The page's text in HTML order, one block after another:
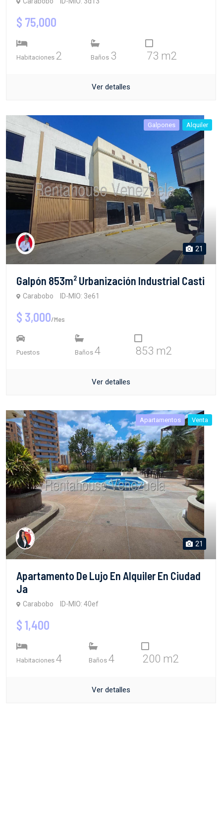
$ 75,000
Habitaciones 2 Baños 3 73 m2
Ver detalles
Galpones Alquiler
21
Galpón 853m² Urbanización Industrial Casti
Carabobo ID-MIO: 3e61
$ 3,000/Mes
Puestos Baños 4 853 m2
Ver detalles
Apartamentos Venta
21
Apartamento De Lujo En Alquiler En Ciudad
Ja
Carabobo ID-MIO: 40ef
$ 1,400
Habitaciones 4 Baños 4 200 m2
Ver detalles